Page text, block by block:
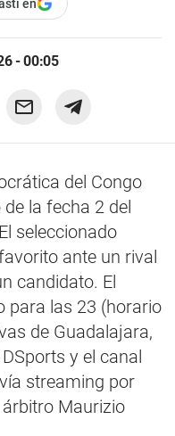
en
- 00:05
del Congo
la fecha 2 del
seleccionado
ante un rival
candidato. El
para las 23 (horario
de Guadalajara,
y el canal
streaming por
Maurizio